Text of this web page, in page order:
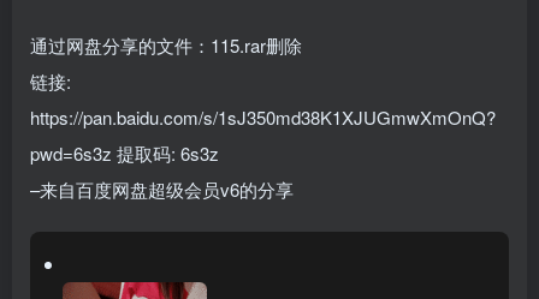
通过网盘分享的文件：115.rar删除
链接:
https://pan.baidu.com/s/1sJ350md38K1XJUGmwXmOnQ?
pwd=6s3z 提取码: 6s3z
–来自百度网盘超级会员v6的分享